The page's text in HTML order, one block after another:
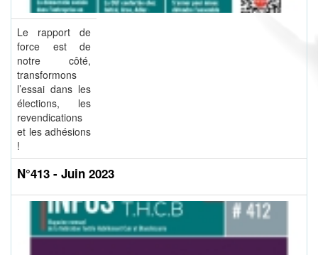
Le rapport de
force est de
notre côté,
transformons
l’essai dans les
élections, les
revendications
et les adhésions
!
N°413 - Juin 2023